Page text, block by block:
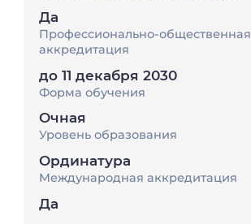
Да
Профессионально-общественная
аккредитация
до 11 декабря 2030
Форма обучения
Очная
Уровень образования
Ординатура
Международная аккредитация
Да